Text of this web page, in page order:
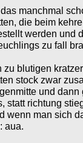
manchmal
die beim
werden und
zu fall
zu blutigen
stock zwar
und
statt richtung
wenn man sich
aua.